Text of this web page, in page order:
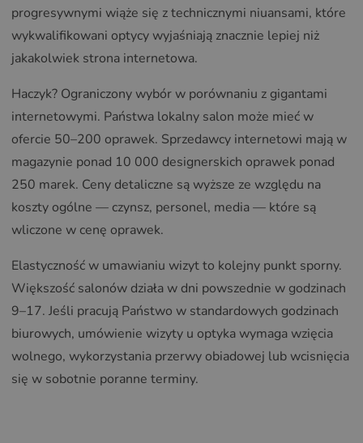
progresywnymi wiąże się z technicznymi niuansami, które
wykwalifikowani optycy wyjaśniają znacznie lepiej niż
jakakolwiek strona internetowa.
Haczyk? Ograniczony wybór w porównaniu z gigantami
internetowymi. Państwa lokalny salon może mieć w
ofercie 50–200 oprawek. Sprzedawcy internetowi mają w
magazynie ponad 10 000 designerskich oprawek ponad
250 marek. Ceny detaliczne są wyższe ze względu na
koszty ogólne — czynsz, personel, media — które są
wliczone w cenę oprawek.
Elastyczność w umawianiu wizyt to kolejny punkt sporny.
Większość salonów działa w dni powszednie w godzinach
9–17. Jeśli pracują Państwo w standardowych godzinach
biurowych, umówienie wizyty u optyka wymaga wzięcia
wolnego, wykorzystania przerwy obiadowej lub wcisnięcia
się w sobotnie poranne terminy.